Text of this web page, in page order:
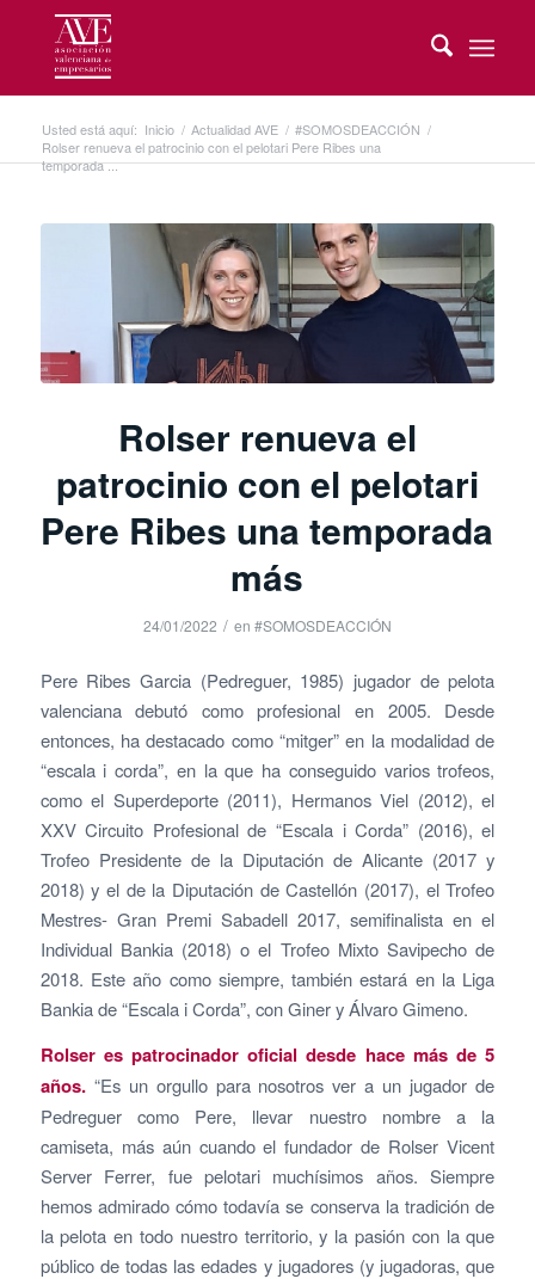
Usted está aquí: Inicio / Actualidad AVE / #SOMOSDEACCIÓN /
Rolser renueva el patrocinio con el pelotari Pere Ribes una
temporada ...
Rolser renueva el
patrocinio con el pelotari
Pere Ribes una temporada
más
24/01/2022 / en #SOMOSDEACCIÓN
Pere Ribes Garcia (Pedreguer, 1985) jugador de pelota
valenciana debutó como profesional en 2005. Desde
entonces, ha destacado como “mitger” en la modalidad de
“escala i corda”, en la que ha conseguido varios trofeos,
como el Superdeporte (2011), Hermanos Viel (2012), el
XXV Circuito Profesional de “Escala i Corda” (2016), el
Trofeo Presidente de la Diputación de Alicante (2017 y
2018) y el de la Diputación de Castellón (2017), el Trofeo
Mestres- Gran Premi Sabadell 2017, semifinalista en el
Individual Bankia (2018) o el Trofeo Mixto Savipecho de
2018. Este año como siempre, también estará en la Liga
Bankia de “Escala i Corda”, con Giner y Álvaro Gimeno.
Rolser es patrocinador oficial desde hace más de 5
años.“Es un orgullo para nosotros ver a un jugador de
Pedreguer como Pere, llevar nuestro nombre a la
camiseta, más aún cuando el fundador de Rolser Vicent
Server Ferrer, fue pelotari muchísimos años. Siempre
hemos admirado cómo todavía se conserva la tradición de
la pelota en todo nuestro territorio, y la pasión con la que
público de todas las edades y jugadores (y jugadoras, que